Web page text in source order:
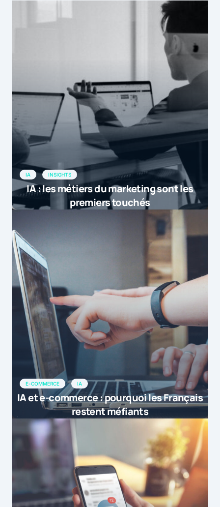
IA INSIGHTS
IA : les métiers du marketing sont les
premiers touchés
E-COMMERCE IA
IA et e-commerce : pourquoi les Français
restent méfiants